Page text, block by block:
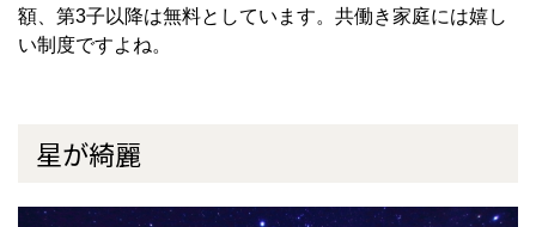
額、第3子以降は無料としています。共働き家庭には嬉し
い制度ですよね。
星が綺麗